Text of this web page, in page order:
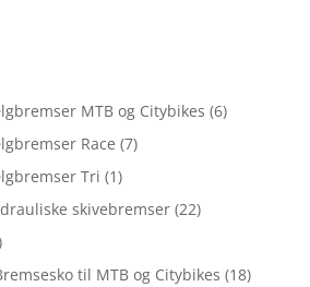
MTB og Citybikes (6)
Race (7)
Tri (1)
skivebremser (22)
til MTB og Citybikes (18)